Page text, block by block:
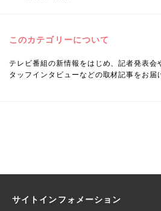
このカテゴリーについて
テレビ番組の新情報をはじめ、記者発表会
タッフインタビューなどの取材記事をお届
サイトインフォメーション